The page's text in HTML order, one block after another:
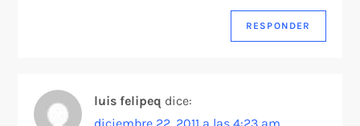
RESPONDER
luis felipeq dice: